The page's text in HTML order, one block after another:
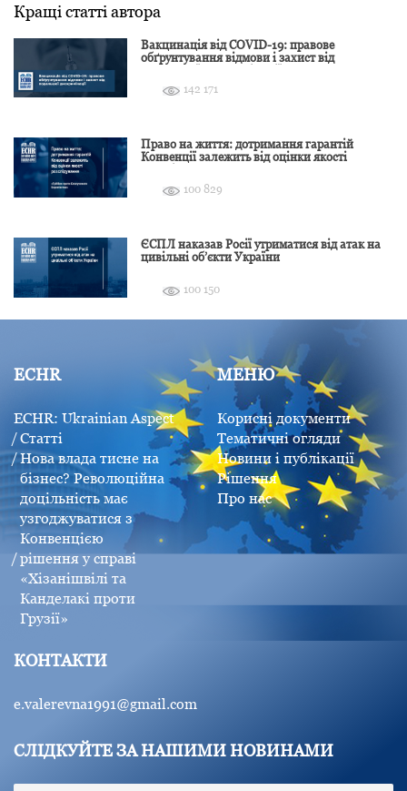
Кращі статті автора
Вакцинація від COVID-19: правове
обґрунтування відмови і захист від
142 171
Право на життя: дотримання гарантій
Конвенції залежить від оцінки якості
100 829
ЄСПЛ наказав Росії утриматися від атак на
цивільні об’єкти України
100 150
ECHR
ECHR: Ukrainian Aspect
Статті
Нова влада тисне на
бізнес? Революційна
доцільність має
узгоджуватися з
Конвенцією
рішення у справі
«Хізанішвілі та
Канделакі проти
Грузії»
МЕНЮ
Корисні документи
Тематичні огляди
Новини і публікації
Рішення
Про нас
КОНТАКТИ
e.valerevna1991@gmail.com
СЛІДКУЙТЕ ЗА НАШИМИ НОВИНАМИ